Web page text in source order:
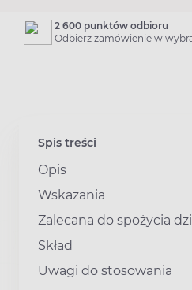
2 600 punktów odbioru
Odbierz zamówienie w
Spis treści
Opis
Wskazania
Zalecana do spożycia
Skład
Uwagi do stosowania